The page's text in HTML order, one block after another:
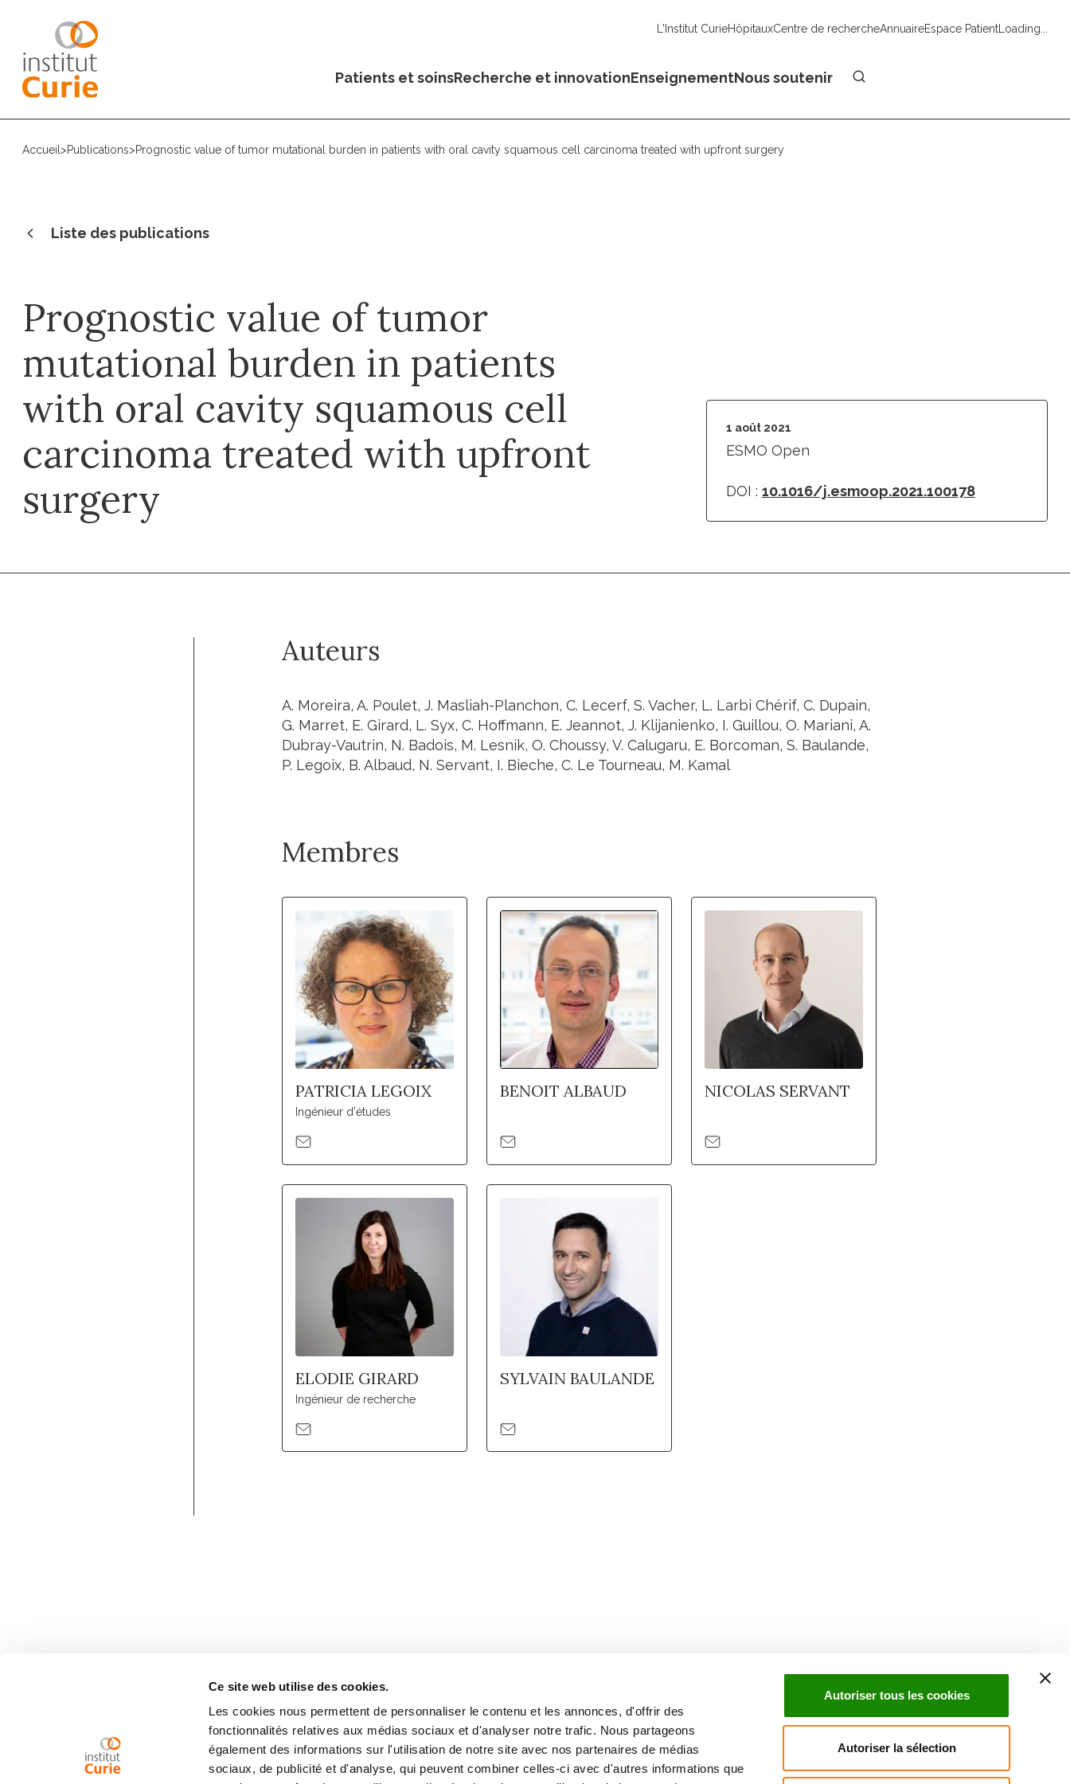
Ce site web utilise des cookies.
Les cookies nous permettent de personnaliser le contenu et les annonces, d'offrir des
fonctionnalités relatives aux médias sociaux et d'analyser notre trafic. Nous partageons
également des informations sur l'utilisation de notre site avec nos partenaires de médias
sociaux, de publicité et d'analyse, qui peuvent combiner celles-ci avec d'autres informations que
Autoriser tous les cookies
Autoriser la sélection
L'Institut CurieHôpitauxCentre de rechercheAnnuaireEspace PatientLoading...
Patients et soinsRecherche et innovationEnseignementNous soutenir
Accueil >Publications>Prognostic value of tumor mutational burden in patients with oral cavity squamous cell carcinoma treated with upfront surgery
Liste des publications
Prognostic value of tumor
mutational burden in patients
with oral cavity squamous cell
carcinoma treated with upfront
surgery
1 août 2021
ESMO Open
DOI : 10.1016/j.esmoop.2021.100178
Auteurs
A. Moreira, A. Poulet, J. Masliah-Planchon, C. Lecerf, S. Vacher, L. Larbi Chérif, C. Dupain,
G. Marret, E. Girard, L. Syx, C. Hoffmann, E. Jeannot, J. Klijanienko, I. Guillou, O. Mariani, A.
Dubray-Vautrin, N. Badois, M. Lesnik, O. Choussy, V. Calugaru, E. Borcoman, S. Baulande,
P. Legoix, B. Albaud, N. Servant, I. Bieche, C. Le Tourneau, M. Kamal
Membres
PATRICIA LEGOIX
Ingénieur d'études
BENOIT ALBAUD NICOLAS SERVANT
ELODIE GIRARD
Ingénieur de recherche
SYLVAIN BAULANDE
Inscrivez-vous à la newsletter